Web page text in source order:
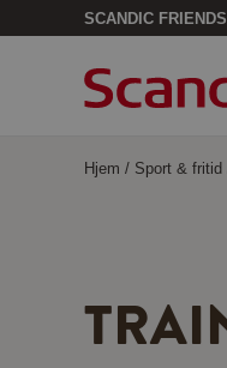
SCANDIC
Hjem / Sport & fritid